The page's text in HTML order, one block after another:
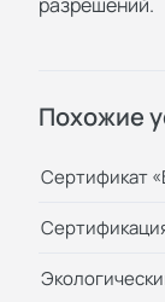
Похожие
Сертификат